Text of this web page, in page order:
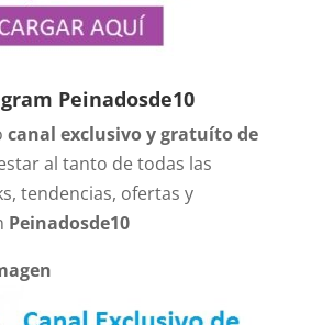
Peinadosde10
canal exclusivo y gratuíto de
al tanto de todas las
tendencias, ofertas y
Peinadosde10